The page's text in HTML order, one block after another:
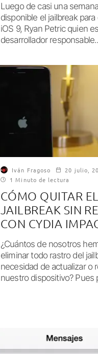
Luego de casi una
disponible el jailbreak
iOS 9, Ryan Petric quien
desarrollador
Iván Fragoso
20 julio,
1 Minuto de lectura
CÓMO QUITAR EL
JAILBREAK SIN
CON CYDIA
¿Cuántos de nosotros
eliminar todo rastro del
necesidad de actualizar o
nuestro dispositivo? Pues